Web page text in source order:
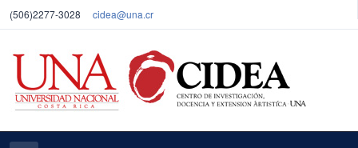
(506)2277-3028 cidea@una.cr